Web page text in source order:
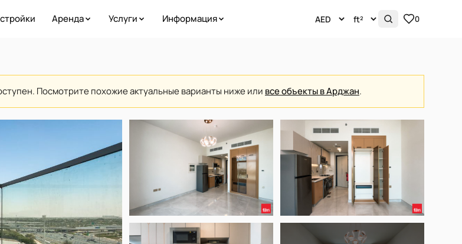
Аренда Услуги Информация 0
Посмотрите похожие актуальные варианты ниже или все объекты в Арджан.